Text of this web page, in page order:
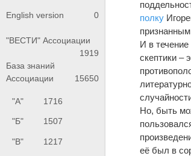
English version 0
"ВЕСТИ" Ассоциации
1919
База знаний
Ассоциации
15650
"А" 1716
"Б" 1507
"В" 1217
полку
И в
скептики –
Но, быть
её был в